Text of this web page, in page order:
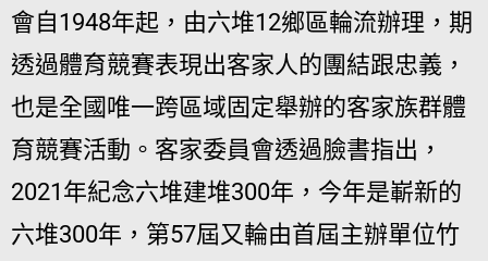
會自1948年起，由六堆12鄉區輪流辦理，期
透過體育競賽表現出客家人的團結跟忠義，
也是全國唯一跨區域固定舉辦的客家族群體
育競賽活動。客家委員會透過臉書指出，
2021年紀念六堆建堆300年，今年是嶄新的
六堆300年，第57屆又輪由首屆主辦單位竹